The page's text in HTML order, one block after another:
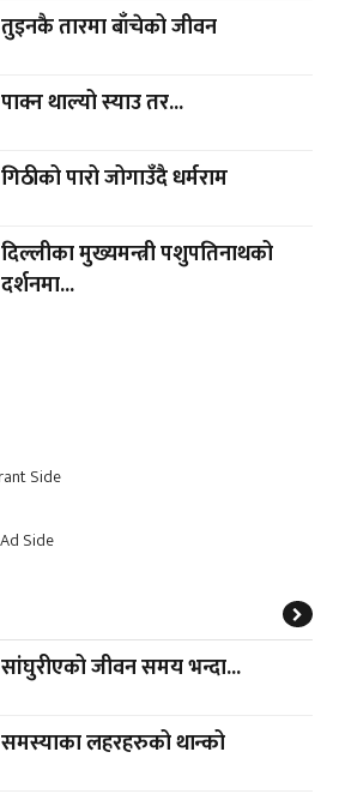
तुइनकै तारमा बाँचेको जीवन
पाक्न थाल्यो स्याउ तर...
गिठीको पारो जोगाउँदै धर्मराम
दिल्लीका मुख्यमन्त्री पशुपतिनाथको
दर्शनमा...
सांघुरीएको जीवन समय भन्दा...
समस्याका लहरहरुको थान्को